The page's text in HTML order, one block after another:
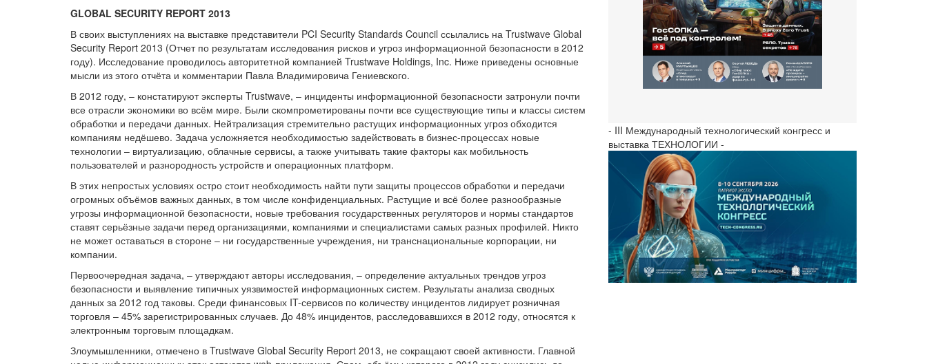
GLOBAL SECURITY REPORT 2013
В своих выступлениях на выставке представители PCI Security Standards Council ссылались на Trustwave Global
Security Report 2013 (Отчет по результатам исследования рисков и угроз информационной безопасности в 2012
году). Исследование проводилось авторитетной компанией Trustwave Holdings, Inc. Ниже приведены основные
мысли из этого отчёта и комментарии Павла Владимировича Гениевского.
В 2012 году, – констатируют эксперты Trustwave, – инциденты информационной безопасности затронули почти
все отрасли экономики во всём мире. Были скомпрометированы почти все существующие типы и классы систем
обработки и передачи данных. Нейтрализация стремительно растущих информационных угроз обходится
компаниям недёшево. Задача усложняется необходимостью задействовать в бизнес-процессах новые
технологии – виртуализацию, облачные сервисы, а также учитывать такие факторы как мобильность
пользователей и разнородность устройств и операционных платформ.
В этих непростых условиях остро стоит необходимость найти пути защиты процессов обработки и передачи
огромных объёмов важных данных, в том числе конфиденциальных. Растущие и всё более разнообразные
угрозы информационной безопасности, новые требования государственных регуляторов и нормы стандартов
ставят серьёзные задачи перед организациями, компаниями и специалистами самых разных профилей. Никто
не может оставаться в стороне – ни государственные учреждения, ни транснациональные корпорации, ни
компании.
Первоочередная задача, – утверждают авторы исследования, – определение актуальных трендов угроз
безопасности и выявление типичных уязвимостей информационных систем. Результаты анализа сводных
данных за 2012 год таковы. Среди финансовых IT-сервисов по количеству инцидентов лидирует розничная
торговля – 45% зарегистрированных случаев. До 48% инцидентов, расследовавшихся в 2012 году, относятся к
электронным торговым площадкам.
Злоумышленники, отмечено в Trustwave Global Security Report 2013, не сокращают своей активности. Главной
- III Международный технологический конгресс и
выставка ТЕХНОЛОГИИ -